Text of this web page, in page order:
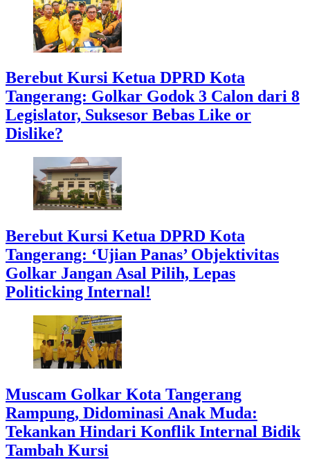
Berebut Kursi Ketua DPRD Kota
Tangerang: Golkar Godok 3 Calon dari 8
Legislator, Suksesor Bebas Like or
Dislike?
Berebut Kursi Ketua DPRD Kota
Tangerang: ‘Ujian Panas’ Objektivitas
Golkar Jangan Asal Pilih, Lepas
Politicking Internal!
Muscam Golkar Kota Tangerang
Rampung, Didominasi Anak Muda:
Tekankan Hindari Konflik Internal Bidik
Tambah Kursi